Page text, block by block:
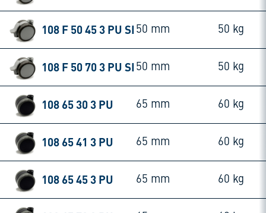
108 F 50 45 3 PU SI 50 mm 50 kg
108 F 50 70 3 PU SI 50 mm 50 kg
108 65 30 3 PU 65 mm 60 kg
108 65 41 3 PU 65 mm 60 kg
108 65 45 3 PU 65 mm 60 kg